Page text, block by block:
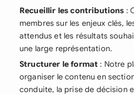
Recueillir les contributions :
membres sur les enjeux clés,
attendus et les résultats
une large représentation.
Structurer le format : Notre
organiser le contenu en
conduite, la prise de décision